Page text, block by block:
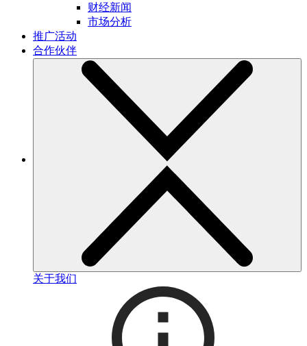
财经新闻
市场分析
推广活动
合作伙伴
关于我们